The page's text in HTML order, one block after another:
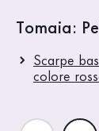
Tomaia:
Scarpe
colore